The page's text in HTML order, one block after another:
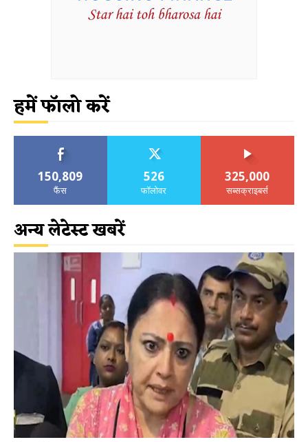
हमें फॉलो करें
150,809
फैंस
526
फॉलोवर
325,000
सब्सक्राइबर्स
अन्य लेटेस्ट खबरें